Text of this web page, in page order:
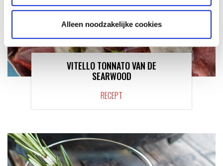
Alleen noodzakelijke cookies
VITELLO TONNATO VAN DE
SEARWOOD
RECEPT